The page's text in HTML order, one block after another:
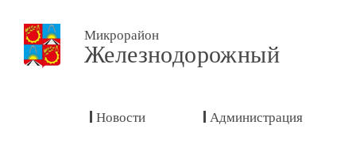
Микрорайон
Железнодорожный
Новости Администрация